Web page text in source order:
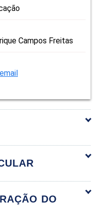
Campos Freitas
60h
DO